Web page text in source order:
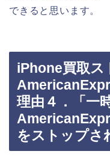
できると思います。
iPhone買取ス
理由４．「一
をストップさ